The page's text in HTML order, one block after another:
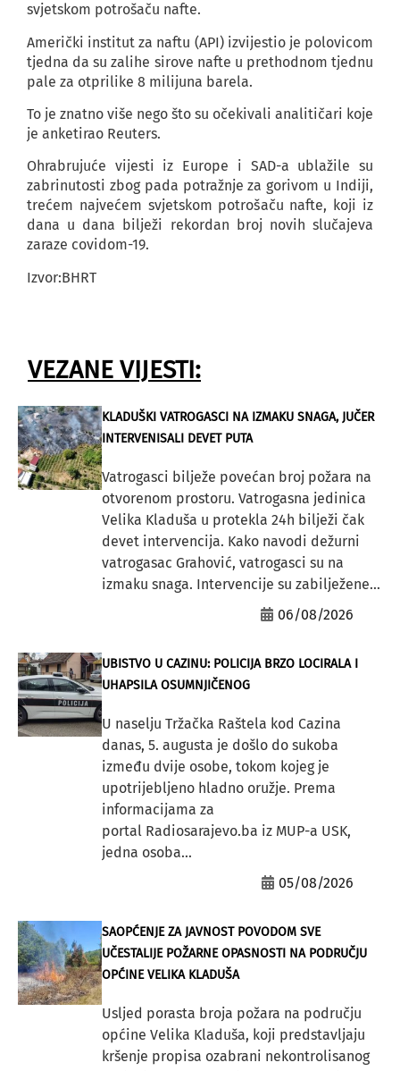
svjetskom potrošaču nafte.
Američki institut za naftu (API) izvijestio je polovicom
tjedna da su zalihe sirove nafte u prethodnom tjednu
pale za otprilike 8 milijuna barela.
To je znatno više nego što su očekivali analitičari koje
je anketirao Reuters.
Ohrabrujuće vijesti iz Europe i SAD-a ublažile su
zabrinutosti zbog pada potražnje za gorivom u Indiji,
trećem najvećem svjetskom potrošaču nafte, koji iz
dana u dana bilježi rekordan broj novih slučajeva
zaraze covidom-19.
Izvor:BHRT
VEZANE VIJESTI:
KLADUŠKI VATROGASCI NA IZMAKU SNAGA, JUČER
INTERVENISALI DEVET PUTA
Vatrogasci bilježe povećan broj požara na
otvorenom prostoru. Vatrogasna jedinica
Velika Kladuša u protekla 24h bilježi čak
devet intervencija. Kako navodi dežurni
vatrogasac Grahović, vatrogasci su na
izmaku snaga. Intervencije su zabilježene...
06/08/2026
UBISTVO U CAZINU: POLICIJA BRZO LOCIRALA I
UHAPSILA OSUMNJIČENOG
U naselju Tržačka Raštela kod Cazina
danas, 5. augusta je došlo do sukoba
između dvije osobe, tokom kojeg je
upotrijebljeno hladno oružje. Prema
informacijama za
portal Radiosarajevo.ba iz MUP-a USK,
jedna osoba...
05/08/2026
SAOPĆENJE ZA JAVNOST POVODOM SVE
UČESTALIJE POŽARNE OPASNOSTI NA PODRUČJU
OPĆINE VELIKA KLADUŠA
Usljed porasta broja požara na području
općine Velika Kladuša, koji predstavljaju
kršenje propisa ozabrani nekontrolisanog